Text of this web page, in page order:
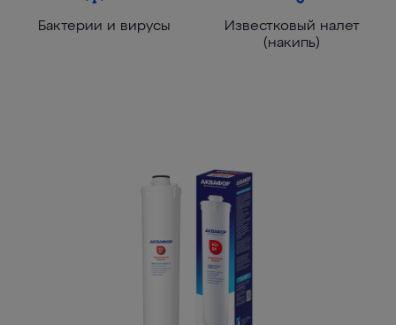
Бактерии и вирусы
Известковый налет
(накипь)